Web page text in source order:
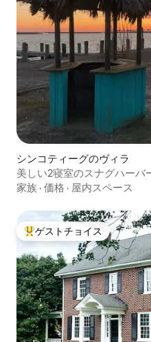
シンコティーグのヴィラ
美しい2寝室のスナグハーバ
家族 · 価格 · 屋内スペース
大好評のゲストチョイスです
ゲストチョイス